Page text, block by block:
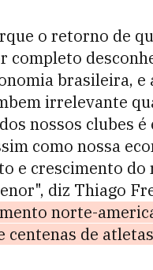
o retorno de
completo
brasileira, e
irrelevante
nossos clubes é
como nossa
e crescimento do
diz Thiago
norte-
centenas de atletas